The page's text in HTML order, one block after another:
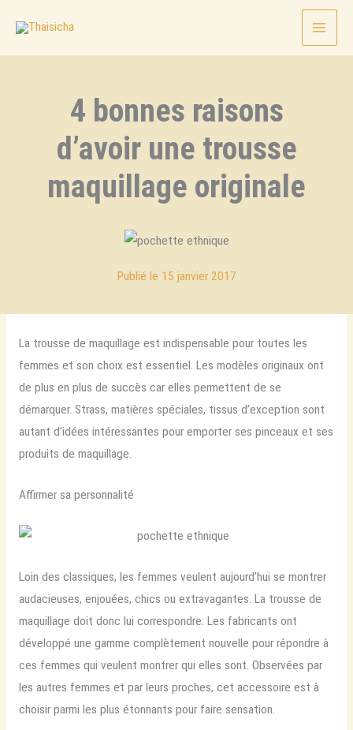
contenu
4 bonnes raisons
d’avoir une trousse
maquillage originale
15 janvier 2017
La trousse de maquillage est indispensable pour toutes les
femmes et son choix est essentiel. Les modèles originaux ont
de plus en plus de succès car elles permettent de se
démarquer. Strass, matières spéciales, tissus d’exception sont
autant d’idées intéressantes pour emporter ses pinceaux et ses
produits de maquillage.
Affirmer sa personnalité
Loin des classiques, les femmes veulent aujourd’hui se montrer
audacieuses, enjouées, chics ou extravagantes. La trousse de
maquillage doit donc lui correspondre. Les fabricants ont
développé une gamme complètement nouvelle pour répondre à
ces femmes qui veulent montrer qui elles sont. Observées par
les autres femmes et par leurs proches, cet accessoire est à
choisir parmi les plus étonnants pour faire sensation.